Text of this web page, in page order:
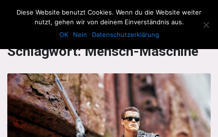
The Howling Men
Schlagwort:Mensch-Maschine
Diese Website benutzt Cookies. Wenn du die Website weiter
nutzt, gehen wir von deinem Einverständnis aus.
OK
Nein Datenschutzerklärung